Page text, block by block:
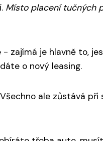
Místo placení tučných
zajímá je hlavně to,
o nový leasing.
ale zůstává